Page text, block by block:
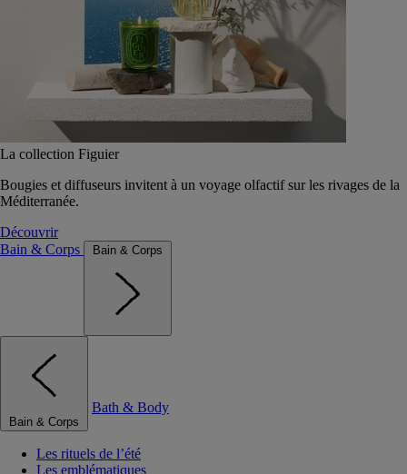
La collection Figuier
Bougies et diffuseurs invitent à un voyage olfactif sur les rivages de la
Méditerranée.
Découvrir
Bain & Corps
Bain & Corps
Bain & Corps
Bath & Body
Les rituels de l’été
Les emblématiques